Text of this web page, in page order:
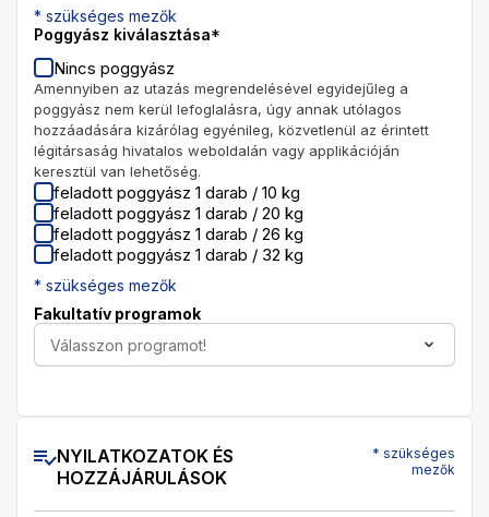
* szükséges mezők
Poggyász kiválasztása*
Nincs poggyász
Amennyiben az utazás megrendelésével egyidejűleg a
poggyász nem kerül lefoglalásra, úgy annak utólagos
hozzáadására kizárólag egyénileg, közvetlenül az érintett
légitársaság hivatalos weboldalán vagy applikációján
keresztül van lehetőség.
feladott poggyász 1 darab / 10 kg
feladott poggyász 1 darab / 20 kg
feladott poggyász 1 darab / 26 kg
feladott poggyász 1 darab / 32 kg
* szükséges mezők
Fakultatív programok
Válasszon programot!
NYILATKOZATOK ÉS
HOZZÁJÁRULÁSOK
* szükséges
mezők